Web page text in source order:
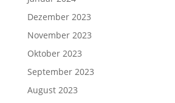
Dezember 2023
November 2023
Oktober 2023
September 2023
August 2023